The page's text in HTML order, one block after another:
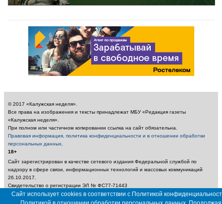
© 2017 «Калужская неделя».
Все права на изображения и тексты принадлежат МБУ «Редакция газеты
«Калужская неделя».
При полном или частичном копировании ссылка на сайт обязательна.
Правовая информация, политика конфиденциальности и в отношении обработки
персональных данных
18+
Сайт зарегистрирован в качестве сетевого издания Федеральной службой по
надзору в сфере связи, информационных технологий и массовых коммуникаций
26.10.2017.
Свидетельство о регистрации ЭЛ № ФС77-71443
Учредитель: Муниципальное бюджетное учреждение «Редакция газеты «Калужская
неделя»
Сайт использует cookies в соответствии с Политикой